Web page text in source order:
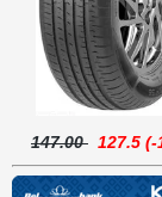
147.00 127.5 (-